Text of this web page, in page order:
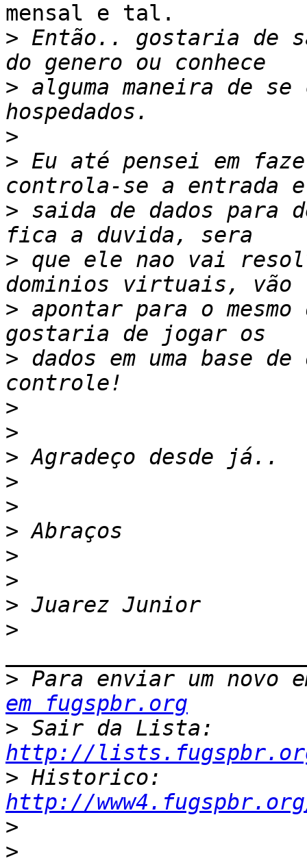
mensal e tal.
> Então.. gostaria de
> alguma maneira de
>
> Eu até pensei em
> saida de dados para
> que ele nao vai
> apontar para o
> dados em uma base
>
>
>
>
>
>
>
>
>
>
> Para enviar um
em fugspbr.org
>
http://
>
http://
>
>